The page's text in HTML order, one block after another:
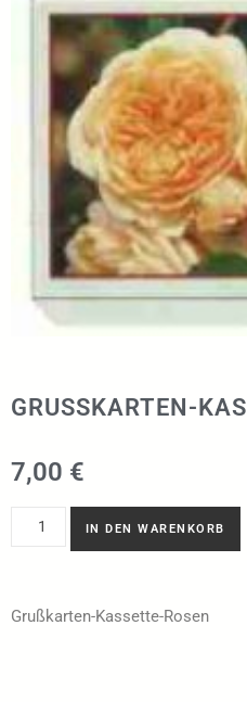
GRUSSKARTEN-
7,00 €
IN DEN WARENKORB
Grußkarten-Kassette-Rosen